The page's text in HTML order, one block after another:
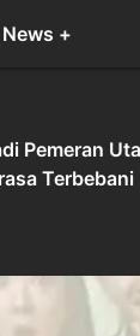
News +
Pemeran
Terbebani